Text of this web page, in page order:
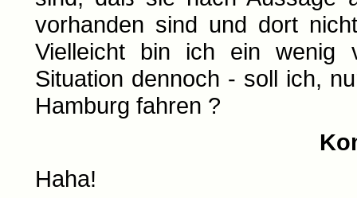
vorhanden sind und dort
Vielleicht bin ich ein wenig
Situation dennoch - soll ich,
Hamburg fahren ?
Haha!